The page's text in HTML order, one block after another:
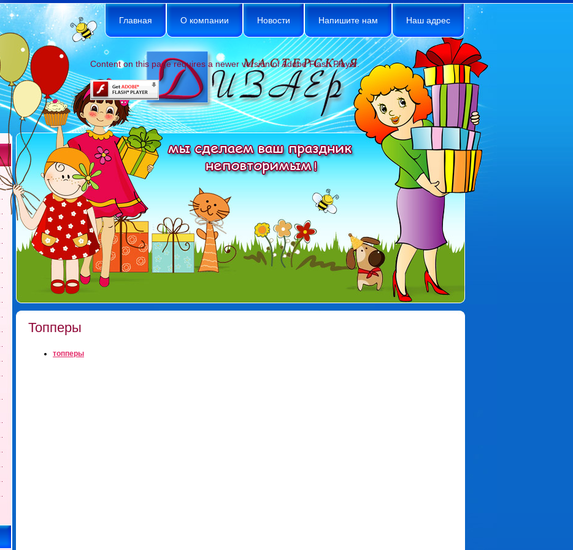
Content on this page requires a newer version of Adobe Flash Player.
Главная О компании Новости Напишите нам Наш адрес
Топперы
топперы